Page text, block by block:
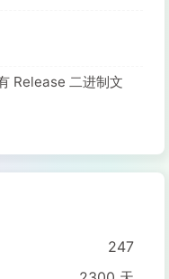
247